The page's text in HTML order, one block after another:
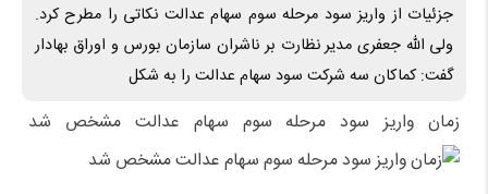
جزئیات از واریز سود مرحله سوم سهام عدالت نکاتی را مطرح کرد.
ولی الله جعفری مدیر نظارت بر ناشران سازمان بورس و اوراق بهادار
گفت: کماکان سه شرکت سود سهام عدالت را به شکل
زمان واریز سود مرحله سوم سهام عدالت مشخص شد